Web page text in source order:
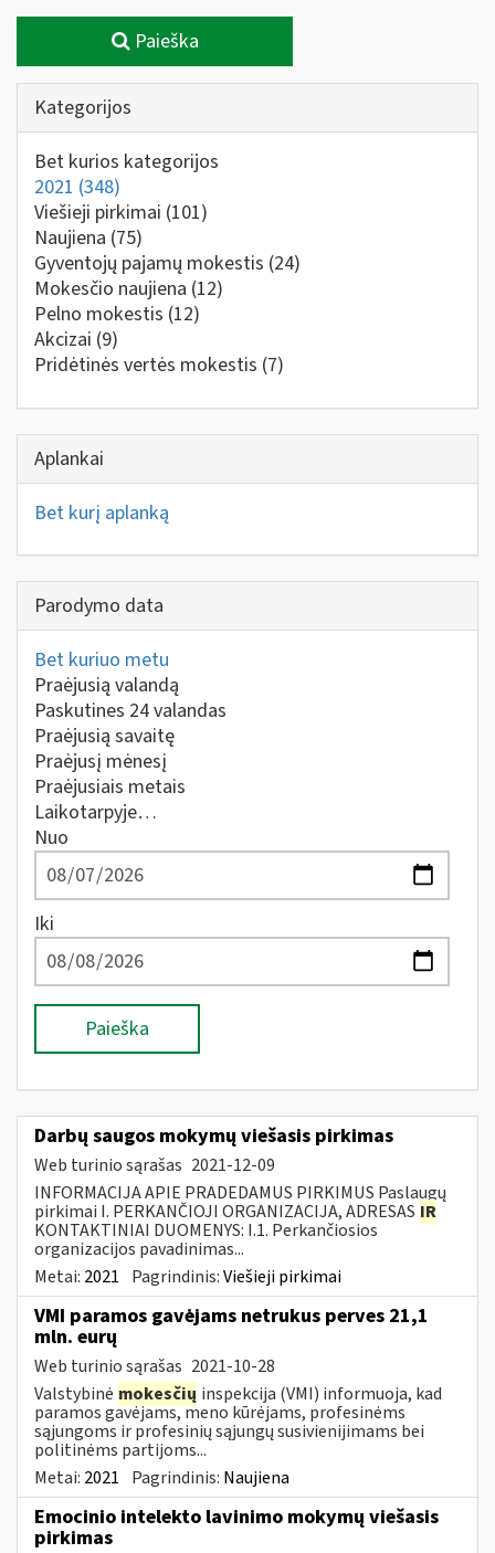
Paieška
Kategorijos
Bet kurios kategorijos
2021 (348)
Viešieji pirkimai (101)
Naujiena (75)
Gyventojų pajamų mokestis (24)
Mokesčio naujiena (12)
Pelno mokestis (12)
Akcizai (9)
Pridėtinės vertės mokestis (7)
Aplankai
Bet kurį aplanką
Parodymo data
Bet kuriuo metu
Praėjusią valandą
Paskutines 24 valandas
Praėjusią savaitę
Praėjusį mėnesį
Praėjusiais metais
Laikotarpyje…
Nuo
Iki
Paieška
Darbų saugos mokymų viešasis pirkimas
Web turinio sąrašas 2021-12-09
INFORMACIJA APIE PRADEDAMUS PIRKIMUS Paslaugų
pirkimai I. PERKANČIOJI ORGANIZACIJA, ADRESAS IR
KONTAKTINIAI DUOMENYS: I.1. Perkančiosios
organizacijos pavadinimas...
Metai: 2021 Pagrindinis:Viešieji pirkimai
VMI paramos gavėjams netrukus perves 21,1
mln. eurų
Web turinio sąrašas 2021-10-28
Valstybinė mokesčių inspekcija (VMI) informuoja, kad
paramos gavėjams, meno kūrėjams, profesinėms
sąjungoms ir profesinių sąjungų susivienijimams bei
politinėms partijoms...
Metai: 2021 Pagrindinis: Naujiena
Emocinio intelekto lavinimo mokymų viešasis
pirkimas